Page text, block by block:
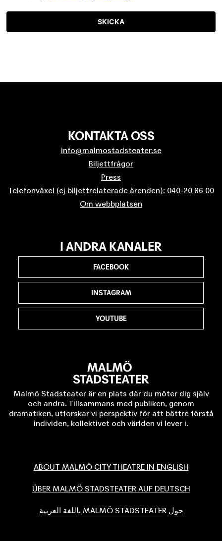
SKICKA
KONTAKTA OSS
info@malmostadsteater.se
Biljettfrågor
Press
Telefonväxel (ej biljettrelaterade ärenden): 040-20 86 00
Om webbplatsen
Malmö Stadsteater är en plats där du möter dig själv
och andra. Tillsammans med publiken, genom
dramatiken, utforskar vi perspektiv för att bättre förstå
individen, kollektivet och världen vi lever i.
ABOUT MALMÖ CITY THEATRE IN ENGLISH
ÜBER MALMÖ STADSTEATER AUF DEUTSCH
حول MALMÖ STADSTEATER باللغة العربية
I ANDRA KANALER
FACEBOOK
INSTAGRAM
YOUTUBE